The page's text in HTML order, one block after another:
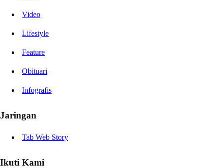
Video
Lifestyle
Feature
Obituari
Infografis
Jaringan
Tab Web Story
Ikuti Kami